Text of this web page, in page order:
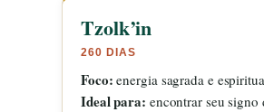
Tzolk’in
260 DIAS
Foco: energia sagrada e
Ideal para: encontrar seu signo